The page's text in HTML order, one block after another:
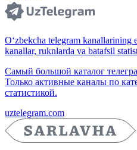
O‘zbekcha telegram kanallarining
kanallar, ruknlarda va batafsil
Самый большой каталог
Только активные каналы по
статистикой.
uztelegram.com